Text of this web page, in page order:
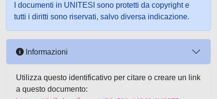
I documenti in UNITESI sono protetti da copyright e
tutti i diritti sono riservati, salvo diversa indicazione.
Informazioni
Utilizza questo identificativo per citare o creare un link
a questo documento: